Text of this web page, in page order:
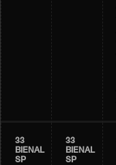
33
BIENAL
SP
33
BIENAL
SP